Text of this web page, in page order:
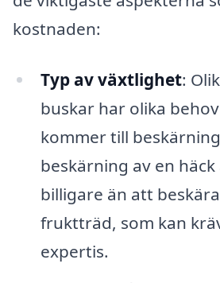
kostnaden:
Typ av växtlighet:
buskar har olika
kommer till
beskärning av en
billigare än att
fruktträd, som kan
expertis.